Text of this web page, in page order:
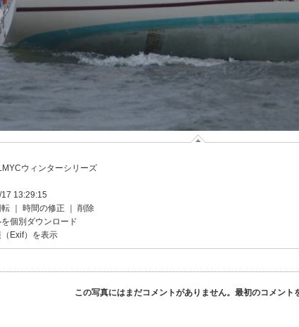
ウィンターシリーズ
13:29:15
時間の修正
削除
個別ダウンロード
Exif）を表示
この写真にはまだコメントがありません。最初のコメント